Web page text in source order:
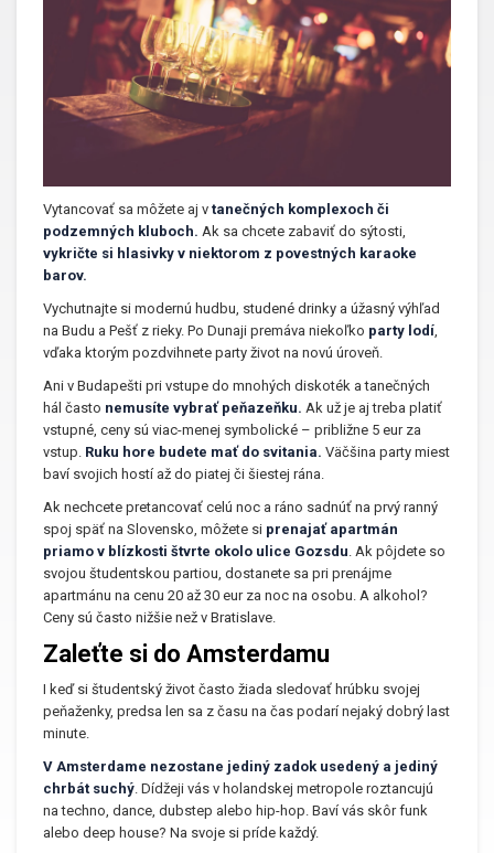
Vytancovať sa môžete aj v tanečných komplexoch či
podzemných kluboch. Ak sa chcete zabaviť do sýtosti,
vykričte si hlasivky v niektorom z povestných karaoke
barov.
Vychutnajte si modernú hudbu, studené drinky a úžasný výhľad
na Budu a Pešť z rieky. Po Dunaji premáva niekoľko party lodí
vďaka ktorým pozdvihnete party život na novú úroveň.
Ani v Budapešti pri vstupe do mnohých diskoték a tanečných
hál často nemusíte vybrať peňazeňku. Ak už je aj treba platiť
vstupné, ceny sú viac-menej symbolické – približne 5 eur za
vstup. Ruku hore budete mať do svitania. Väčšina party miest
baví svojich hostí až do piatej či šiestej rána.
Ak nechcete pretancovať celú noc a ráno sadnúť na prvý ranný
spoj späť na Slovensko, môžete si prenajať apartmán
priamo v blízkosti štvrte okolo ulice Gozsdu . Ak pôjdete so
svojou študentskou partiou, dostanete sa pri prenájme
apartmánu na cenu 20 až 30 eur za noc na osobu. A alkohol?
Ceny sú často nižšie než v Bratislave.
Zaleťte si do Amsterdamu
I keď si študentský život často žiada sledovať hrúbku svojej
peňaženky, predsa len sa z času na čas podarí nejaký dobrý last
minute.
V Amsterdame nezostane jediný zadok usedený a jediný
chrbát suchý . Dídžeji vás v holandskej metropole roztancujú
na techno, dance, dubstep alebo hip-hop. Baví vás skôr funk
alebo deep house? Na svoje si príde každý.